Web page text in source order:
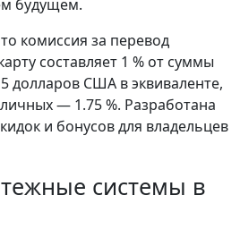
будущем.
комиссия за перевод
составляет 1 % от суммы
долларов США в эквиваленте,
— 1.75 %. Разработана
и бонусов для владельцев
системы в